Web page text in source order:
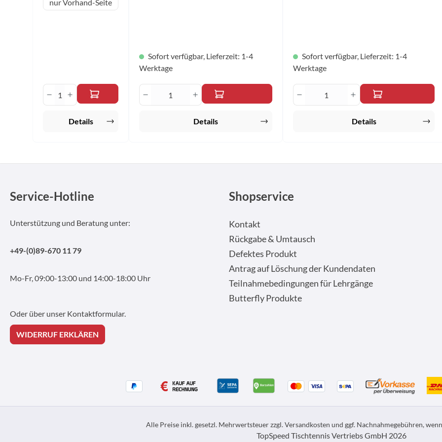
nur Vorhand-Seite
Produkt Anzahl: Gib den gewünschten Wert ein oder benutze die
Details
Sofort verfügbar, Lieferzeit: 1-4
Werktage
Produkt Anzahl: Gib den gewünschten Wert ein oder
Details
Sofort verfügbar, Lieferzeit: 1-4
Werktage
Produkt Anzahl: Gib den
Details
Service-Hotline
Unterstützung und Beratung unter:
+49-(0)89-670 11 79
Mo-Fr, 09:00-13:00 und 14:00-18:00 Uhr
Oder über unser Kontaktformular.
WIDERRUF ERKLÄREN
Shopservice
Kontakt
Rückgabe & Umtausch
Defektes Produkt
Antrag auf Löschung der Kundendaten
Teilnahmebedingungen für Lehrgänge
Butterfly Produkte
Alle Preise inkl. gesetzl. Mehrwertsteuer zzgl.Versandkosten und ggf. Nachnahmegebühren,
TopSpeed Tischtennis Vertriebs GmbH 2026